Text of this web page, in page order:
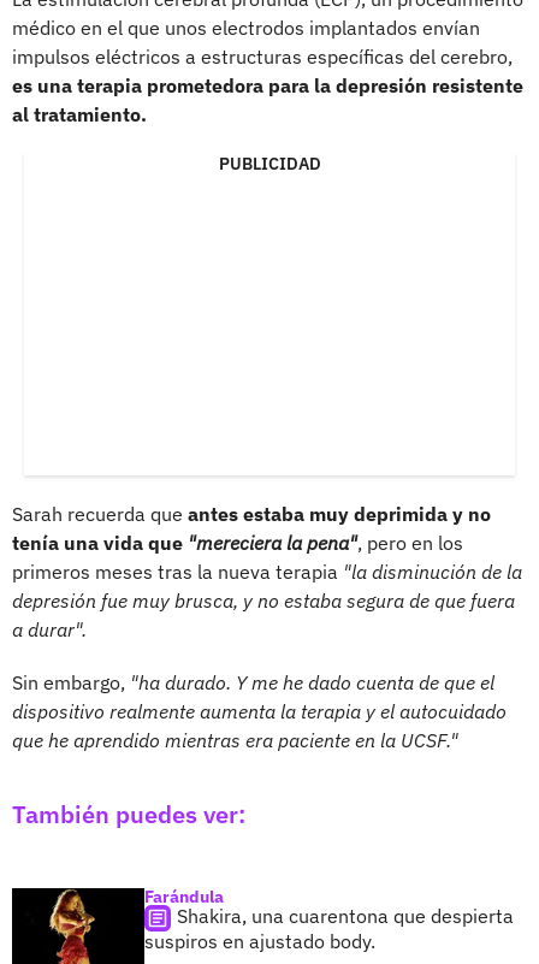
médico en el que unos electrodos implantados envían
impulsos eléctricos a estructuras específicas del cerebro,
es una terapia prometedora para la depresión resistente
al tratamiento.
PUBLICIDAD
Sarah recuerda que antes estaba muy deprimida y no
tenía una vida que "mereciera la pena", pero en los
primeros meses tras la nueva terapia "la disminución de la
depresión fue muy brusca, y no estaba segura de que fuera
a durar".
Sin embargo, "ha durado. Y me he dado cuenta de que el
dispositivo realmente aumenta la terapia y el autocuidado
que he aprendido mientras era paciente en la UCSF."
También puedes ver:
Farándula
Shakira, una cuarentona que despierta
suspiros en ajustado body.